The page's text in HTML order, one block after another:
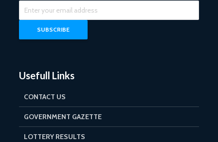
Usefull Links
CONTACT US
GOVERNMENT GAZETTE
LOTTERY RESULTS